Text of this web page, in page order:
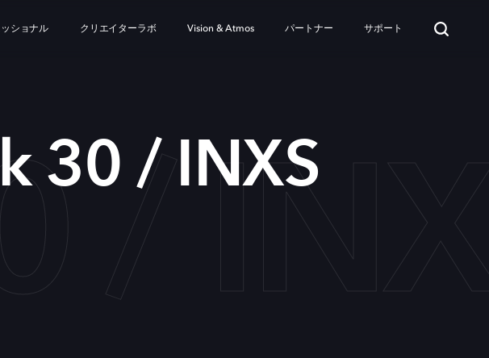
ショナル クリエイターラボ Vision & Atmos パートナー サポート
/
30 / INXS